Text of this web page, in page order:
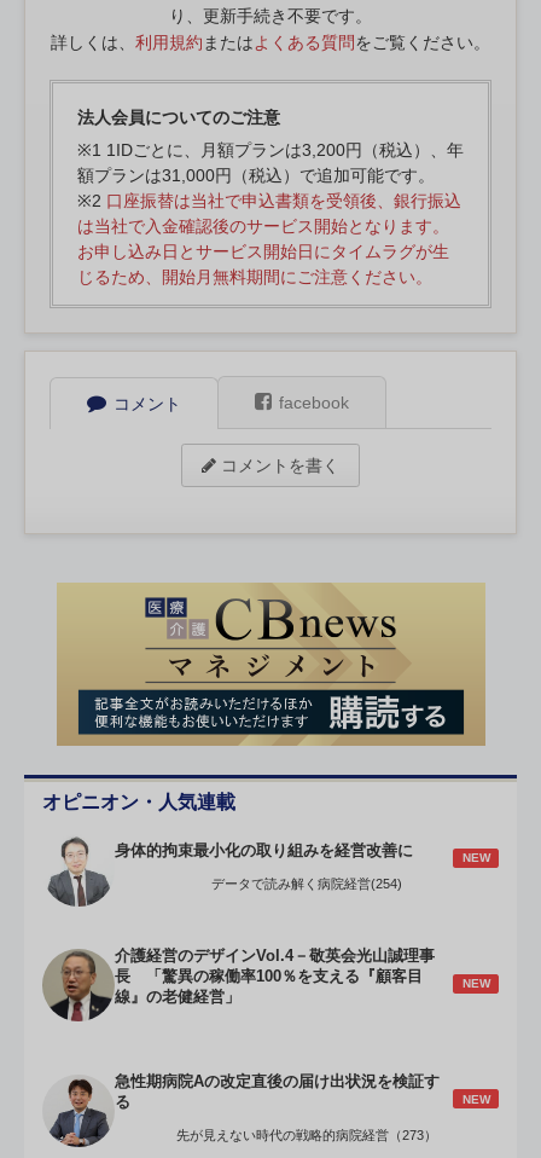
り、更新手続き不要です。
詳しくは、 利用規約 またはよくある質問をご覧ください。
法人会員についてのご注意
※1 1IDごとに、月額プランは3,200円（税込）、年
額プランは31,000円（税込）で追加可能です。
※2 口座振替は当社で申込書類を受領後、銀行振込
は当社で入金確認後のサービス開始となります。
お申し込み日とサービス開始日にタイムラグが生
じるため、開始月無料期間にご注意ください。
コメント facebook
コメントを書く
オピニオン・人気連載
身体的拘束最小化の取り組みを経営改善に NEW
データで読み解く病院経営(254)
介護経営のデザインVol.4－敬英会光山誠理事
長 「驚異の稼働率100％を支える『顧客目
線』の老健経営」
NEW
急性期病院Aの改定直後の届け出状況を検証す
る
NEW
先が見えない時代の戦略的病院経営（273）